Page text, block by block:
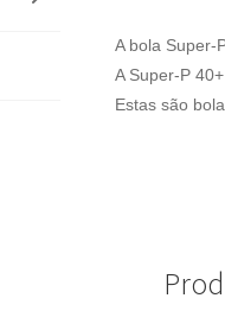
A bola Super-
A Super-P
Estas são